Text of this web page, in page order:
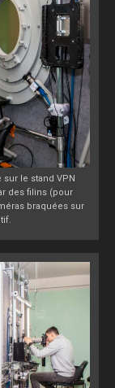
le stand VPN
des filins (pour
braquées sur